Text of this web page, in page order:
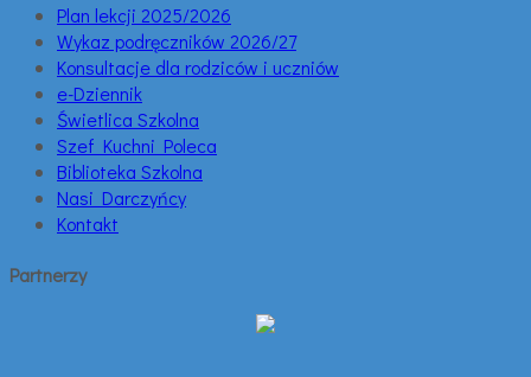
Plan lekcji 2025/2026
Wykaz podręczników 2026/27
Konsultacje dla rodziców i uczniów
e-Dziennik
Świetlica Szkolna
Szef Kuchni Poleca
Biblioteka Szkolna
Nasi Darczyńcy
Kontakt
Partnerzy